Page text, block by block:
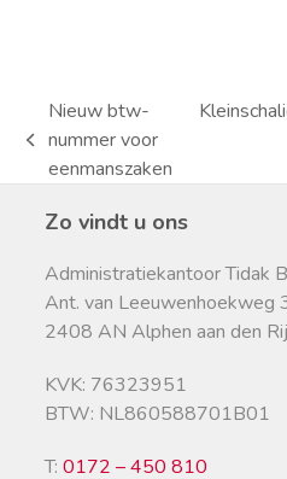
previous
post:
Nieuw btw-
nummer voor
eenmanszaken
Zo vindt u ons
Administratiekantoor Tidak
Ant. van Leeuwenhoekweg
2408 AN Alphen aan den
KVK: 76323951
BTW: NL860588701B01
T:0172 – 450 810